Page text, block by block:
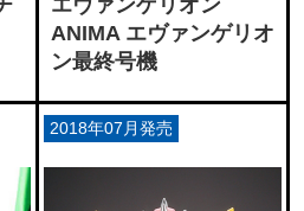
エヴァンゲリオン
ANIMA エヴァンゲリオ
ン最終号機
2018年07月発売